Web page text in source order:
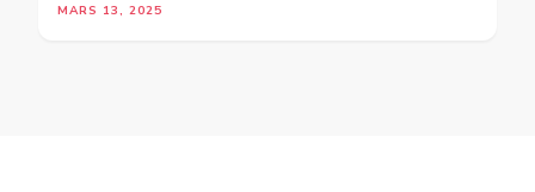
MARS 13, 2025